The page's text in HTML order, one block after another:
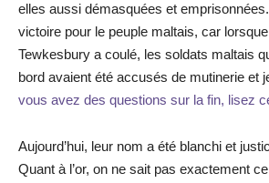
elles aussi démasquées et
victoire pour le peuple maltais, car
Tewkesbury a coulé, les soldats maltais
bord avaient été accusés de mutinerie et
vous avez des questions sur la fin, lisez
Aujourd’hui, leur nom a été blanchi et
Quant à l’or, on ne sait pas exactement